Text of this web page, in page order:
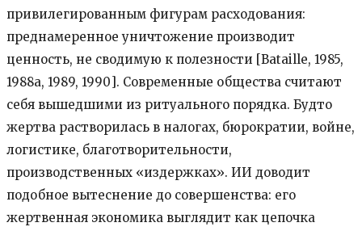
привилегированным фигурам расходования:
преднамеренное уничтожение производит
ценность, не сводимую к полезности [Bataille, 1985,
1988a, 1989, 1990]. Современные общества считают
себя вышедшими из ритуального порядка. Будто
жертва растворилась в налогах, бюрократии, войне,
логистике, благотворительности,
производственных «издержках». ИИ доводит
подобное вытеснение до совершенства: его
жертвенная экономика выглядит как цепочка